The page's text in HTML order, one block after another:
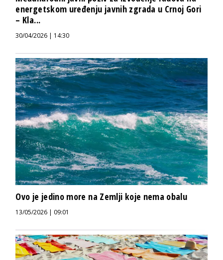
energetskom uređenju javnih zgrada u Crnoj Gori
– Kla...
30/04/2026 | 14:30
Ovo je jedino more na Zemlji koje nema obalu
13/05/2026 | 09:01